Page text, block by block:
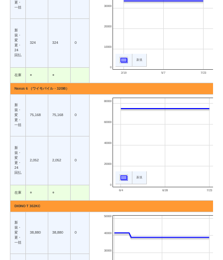
更・
一括
2/19 5/7 7/23
0
10000
20000
30000
新規
新
規・
変
更・
24
回払
324 324 0
在庫 ○ ○
Nexus 6 （ワイモバイル・32GB）
新
規・
変
更・
一括
75,168 75,168 0
6/4 6/28 7/23
0
20000
40000
60000
80000
新規
新
規・
変
更・
24
回払
2,052 2,052 0
在庫 ○ ○
DIGNO T 302KC
新
規・
変
更・
一括
38,880 38,880 0
30000
40000
50000